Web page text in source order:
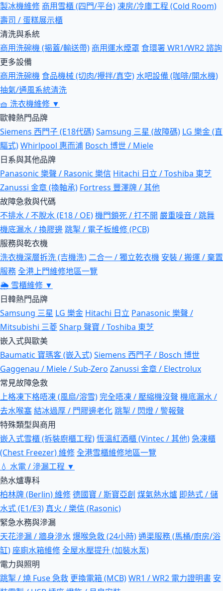
製冰機維修 商用雪櫃 (四門/平台)凍房/冷庫工程 (Cold Room)
壽司 / 蛋糕展示櫃
清洗與系統
商用洗碗機 (揭蓋/輸送帶) 商用運水煙罩 食環署 WR1/WR2 諮詢
更多設備
商用洗碗機 食品機械 (切肉/攪拌/真空)水吧設備 (咖啡/開水機)
抽氣/通風系統清洗
🧺 洗衣機維修 ▼
歐韓熱門品牌
Siemens 西門子 (E18代碼)Samsung 三星 (故障碼) LG 樂金 (直
驅式)Whirlpool 惠而浦 Bosch 博世 / Miele
日系與其他品牌
Panasonic 樂聲 / Rasonic 樂信 Hitachi 日立 / Toshiba 東芝
Zanussi 金章 (換軸承) Fortress 豐澤牌 / 其他
故障急救與代碼
不排水 / 不脫水 (E18 / OE)機門鎖死 / 打不開 嚴重噪音 / 跳舞
機底漏水 / 換膠邊跳掣 / 電子板維修 (PCB)
服務與乾衣機
洗衣機深層拆洗 (吉機洗) 二合一 / 獨立乾衣機 安裝 / 搬運 / 棄置
服務全港上門維修地區一覽
🌦 雪櫃維修 ▼
日韓熱門品牌
Samsung 三星 LG 樂金 Hitachi 日立 Panasonic 樂聲 /
Mitsubishi 三菱Sharp 聲寶 / Toshiba 東芝
嵌入式與歐美
Baumatic 寶瑪客 (嵌入式)Siemens 西門子 / Bosch 博世
Gaggenau / Miele / Sub-Zero Zanussi 金章 / Electrolux
常見故障急救
上格凍下格唔凍 (風扇/溶雪)完全唔凍 / 壓縮機沒聲 機底漏水 /
去水喉塞結冰過厚 / 門膠邊老化跳掣 / 閃燈 / 警報聲
特殊類型與商用
嵌入式雪櫃 (拆裝廚櫃工程)恆溫紅酒櫃 (Vintec / 其他)急凍櫃
(Chest Freezer) 維修全港雪櫃維修地區一覽
💧 水電 / 滲漏工程 ▼
熱水爐專科
柏林牌 (Berlin) 維修德國寶 / 斯寶亞創 煤氣熱水爐 即熱式 / 儲
水式 (E1/E3) 真火 / 樂信 (Rasonic)
緊急水務與滲漏
天花滲漏 / 牆身滲水爆喉急救 (24小時)通渠服務 (馬桶/廚房/浴
缸) 座廁水箱維修全屋水壓提升 (加裝水泵)
電力與照明
跳掣 / 燒 Fuse 急救 更換電箱 (MCB)WR1 / WR2 電力證明書 安